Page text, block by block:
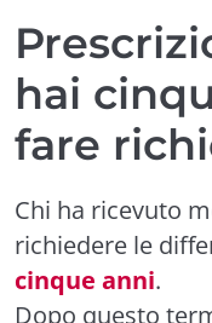
hai
fare
Chi ha ricevuto
richiedere le
cinque anni.
Dopo questo